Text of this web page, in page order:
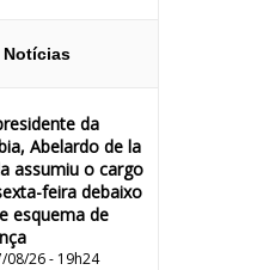
Notícias
da
Abelardo de la
assumiu o cargo
feira debaixo
esquema de
08/26 - 19h24